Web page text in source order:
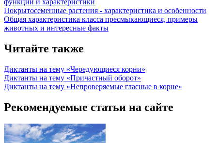
функции и характеристики
Покрытосеменные растения - характеристика и особенности
Общая характеристика класса пресмыкающиеся, примеры
животных и интересные факты
Читайте также
Диктанты на тему «Чередующиеся корни»
Диктанты на тему «Причастный оборот»
Диктанты на тему «Непроверяемые гласные в корне»
Рекомендуемые статьи на сайте